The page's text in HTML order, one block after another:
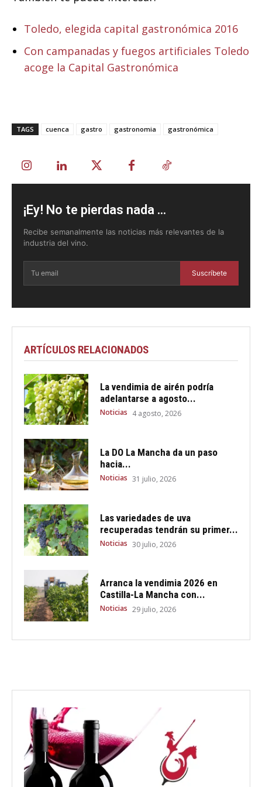
Toledo, elegida capital gastronómica 2016
Con campanadas y fuegos artificiales Toledo
acoge la Capital Gastronómica
TAGS cuenca gastro gastronomia gastronómica
¡Ey! No te pierdas nada ...
Recibe semanalmente las noticias más relevantes de la
industria del vino.
Suscríbete
ARTÍCULOS RELACIONADOS
La vendimia de airén podría
adelantarse a agosto...
Noticias 4 agosto, 2026
La DO La Mancha da un paso
hacia...
Noticias 31 julio, 2026
Las variedades de uva
recuperadas tendrán su primer...
Noticias 30 julio, 2026
Arranca la vendimia 2026 en
Castilla-La Mancha con...
Noticias 29 julio, 2026